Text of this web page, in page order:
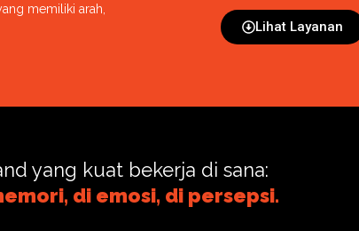
memiliki arah,
Lihat Layanan
yang kuat bekerja di sana:
di emosi, di persepsi.